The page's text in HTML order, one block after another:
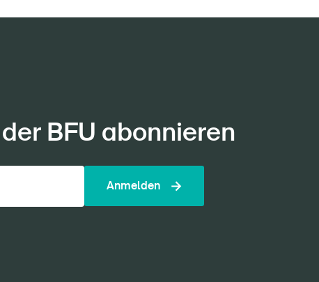
BFU abonnieren
Anmelden